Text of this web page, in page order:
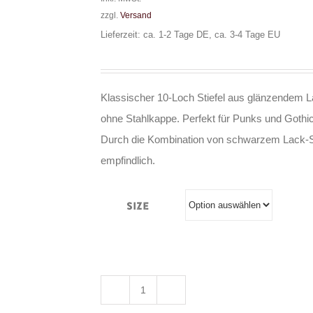
zzgl. Versand
Lieferzeit: ca. 1-2 Tage DE, ca. 3-4 Tage EU
Klassischer 10-Loch Stiefel aus glänzendem
ohne Stahlkappe. Perfekt für Punks und
Durch die Kombination von schwarzem
empfindlich.
Size